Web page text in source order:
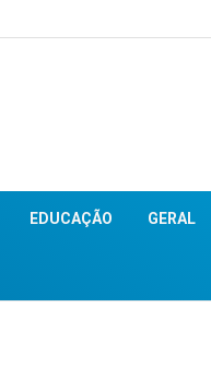
EDUCAÇÃO GERAL